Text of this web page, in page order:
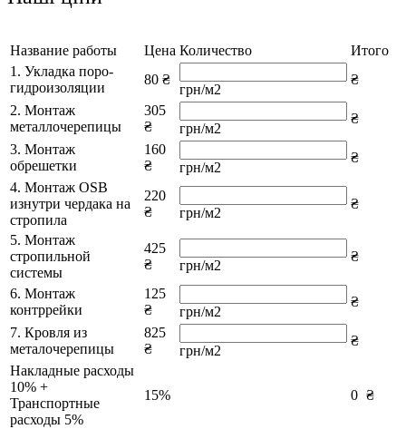
Название работы Цена Количество
Итого
1. Укладка поро-
гидроизоляции
80 ₴
грн/м2
₴
2. Монтаж
металлочерепицы
305
₴
грн/м2
₴
3. Монтаж
обрешетки
160
₴
грн/м2
₴
4. Монтаж OSB
изнутри чердака на
стропила
220
₴
грн/м2
₴
5. Монтаж
стропильной
системы
425
₴
грн/м2
₴
6. Монтаж
контррейки
125
₴
грн/м2
₴
7. Кровля из
металочерепицы
825
₴
грн/м2
₴
Накладные расходы
10% +
Транспортные
расходы 5%
15% 0 ₴